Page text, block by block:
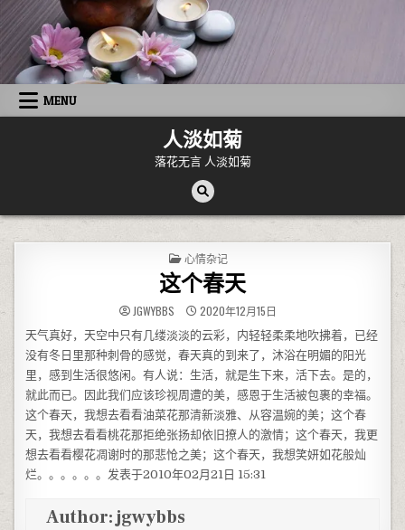
Skip to content
MENU
人淡如菊
落花无言 人淡如菊
POSTED IN
心情杂记
这个春天
JGWYBBS 2020年12月15日
天气真好，天空中只有几缕淡淡的云彩，内轻轻柔柔地吹拂着，已经
没有冬日里那种刺骨的感觉，春天真的到来了，沐浴在明媚的阳光
里，感到生活很悠闲。有人说：生活，就是生下来，活下去。是的，
就此而已。因此我们应该珍视周遭的美，感恩于生活被包裹的幸福。
这个春天，我想去看看油菜花那清新淡雅、从容温婉的美；这个春
天，我想去看看桃花那拒绝张扬却依旧撩人的激情；这个春天，我更
想去看看樱花凋谢时的那悲怆之美；这个春天，我想笑妍如花般灿
烂。。。。。。发表于2010年02月21日 15:31
Author:jgwybbs